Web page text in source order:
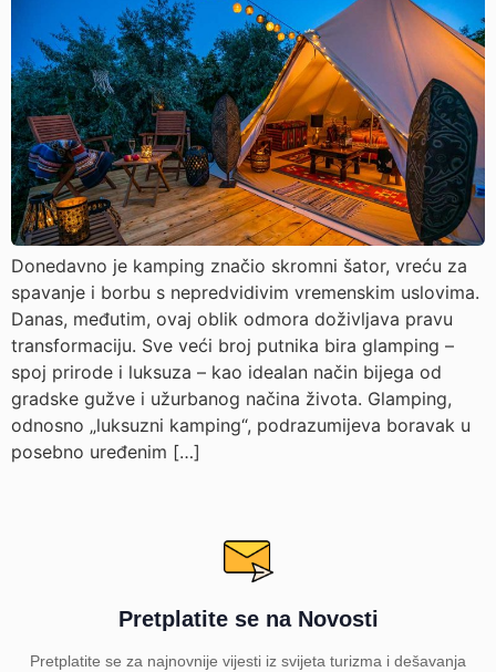
Donedavno je kamping značio skromni šator, vreću za
spavanje i borbu s nepredvidivim vremenskim uslovima.
Danas, međutim, ovaj oblik odmora doživljava pravu
transformaciju. Sve veći broj putnika bira glamping –
spoj prirode i luksuza – kao idealan način bijega od
gradske gužve i užurbanog načina života. Glamping,
odnosno „luksuzni kamping“, podrazumijeva boravak u
posebno uređenim […]
Pretplatite se na Novosti
Pretplatite se za najnovnije vijesti iz svijeta turizma i dešavanja